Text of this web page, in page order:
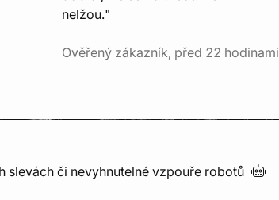
nelžou."
Ověřený zákazník, před 22 hodinami
slevách či nevyhnutelné vzpouře robotů